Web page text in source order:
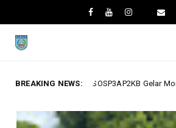
BREAKING NEWS:
Gelar Monev PATBM di Kecamatan